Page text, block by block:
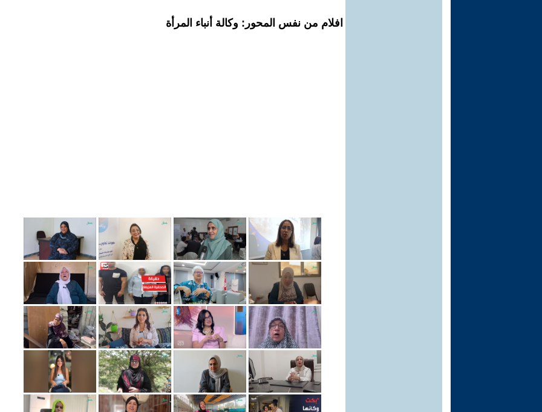
افلام من نفس المحور: وكالة أنباء المرأة